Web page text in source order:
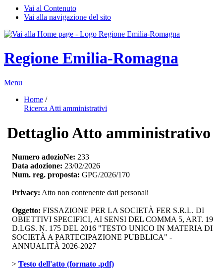
Vai al Contenuto
Vai alla navigazione del sito
Regione Emilia-Romagna
Menu
Home /
Ricerca Atti amministrativi
Dettaglio Atto amministrativo
Numero adozioNe: 233
Data adozione: 23/02/2026
Num. reg. proposta: GPG/2026/170
Privacy: Atto non contenente dati personali
Oggetto: FISSAZIONE PER LA SOCIETÀ FER S.R.L. DI
OBIETTIVI SPECIFICI, AI SENSI DEL COMMA 5, ART. 19
D.LGS. N. 175 DEL 2016 "TESTO UNICO IN MATERIA DI
SOCIETÀ A PARTECIPAZIONE PUBBLICA" -
ANNUALITÀ 2026-2027
> Testo dell'atto (formato .pdf)